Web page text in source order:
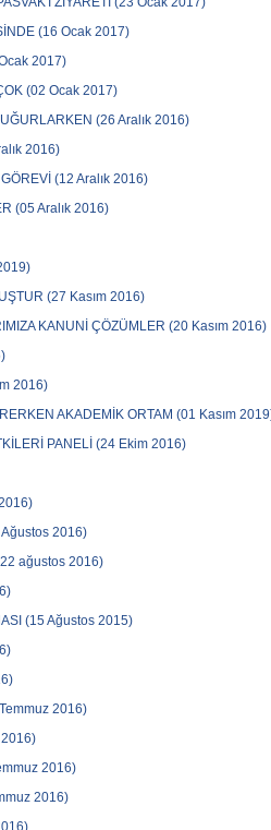
(16 Ocak 2017)
2017)
(02 Ocak 2017)
(26 Aralık 2016)
2016)
(12 Aralık 2016)
(05 Aralık 2016)
(27 Kasım 2016)
KANUNİ ÇÖZÜMLER (20 Kasım 2016)
2016)
AKADEMİK ORTAM (01 Kasım
PANELİ (24 Ekim 2016)
2016)
ağustos 2016)
(15 Ağustos 2015)
2016)
2016)
2016)